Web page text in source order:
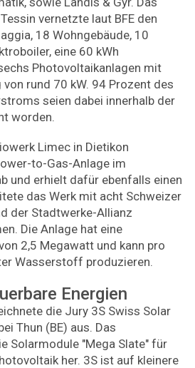
vernetzte laut BFE den
18 Wohngebäude, 10
eine 60 kWh
Photovoltaikanlagen mit
rund 70 kW. 94 Prozent des
seien dabei innerhalb der
worden.
Limec in Dietikon
to-Gas-Anlage im
und erhielt dafür ebenfalls einen
das Werk mit acht Schweizer
der Stadtwerke-Allianz
Die Anlage hat eine
2,5 Megawatt und kann pro
Wasserstoff produzieren.
Energien
die Jury 3S Swiss Solar
Thun (BE) aus. Das
Solarmodule "Mega Slate" für
her. 3S ist auf kleinere